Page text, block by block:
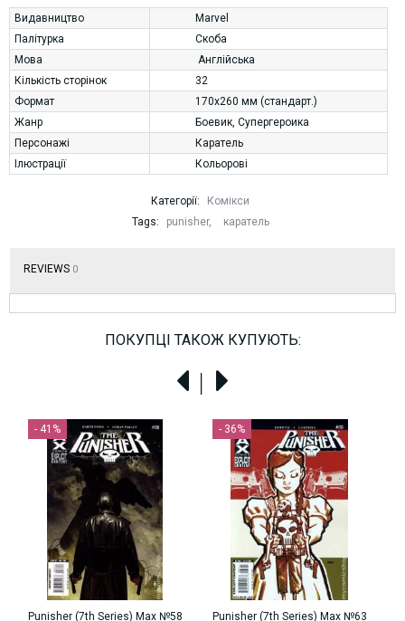
Видавництво
Marvel
Палітурка
Скоба
Мова
Англійська
Кількість сторінок
32
Формат
170х260 мм (стандарт.)
Жанр
Боевик, Супергероика
Персонажі
Каратель
Ілюстрації
Кольорові
Категорії:
Комікси
Tags:
punisher, каратель
REVIEWS 0
ПОКУПЦІ ТАКОЖ КУПУЮТЬ:
- 41%
Punisher (7th Series) Max №58
- 36%
Punisher (7th Series) Max №63